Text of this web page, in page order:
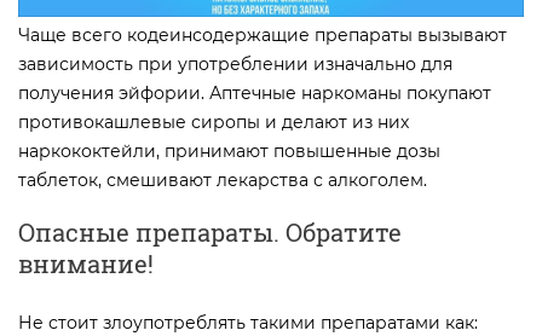
Чаще всего кодеинсодержащие препараты вызывают
зависимость при употреблении изначально для
получения эйфории. Аптечные наркоманы покупают
противокашлевые сиропы и делают из них
наркококтейли, принимают повышенные дозы
таблеток, смешивают лекарства с алкоголем.
Опасные препараты. Обратите
внимание!
Не стоит злоупотреблять такими препаратами как: